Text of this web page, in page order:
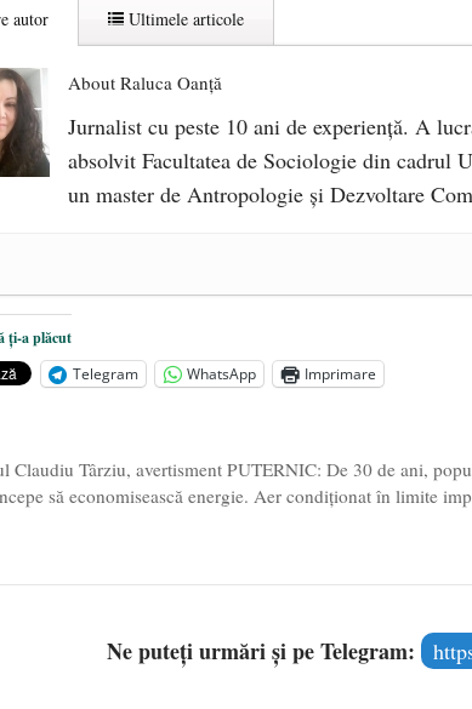
autor Ultimele articole
About Raluca Oanță
Jurnalist cu peste 10 ani de experiență. A
absolvit Facultatea de Sociologie din cadrul
un master de Antropologie și Dezvoltare
la 102 ani de la naștere - 29 iulie 2024
cultivată” în laborator, tot mai aproape de
2024
ți-a plăcut
Telegram
WhatsApp Imprimare
Claudiu Târziu, avertisment PUTERNIC: De 30 de ani,
să economisească energie. Aer condiționat în limite
Ne puteți urmări și pe Telegram: